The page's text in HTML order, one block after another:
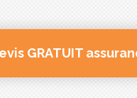
GRATUIT